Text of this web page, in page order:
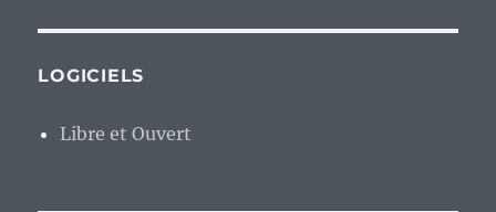
LOGICIELS
Libre et Ouvert